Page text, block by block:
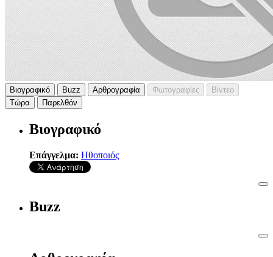
Βιογραφικό Buzz Αρθρογραφία Φωτογραφίες
Βίντεο
Τώρα
Παρελθόν
Βιογραφικό
Επάγγελμα: Ηθοποιός
Buzz